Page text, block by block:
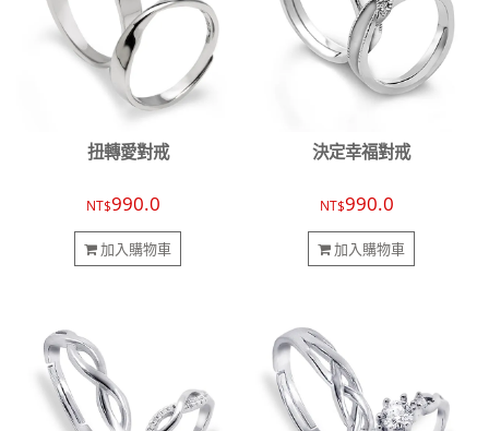
扭轉愛對戒
NT$990.0
加入購物車
決定幸福對戒
NT$990.0
加入購物車